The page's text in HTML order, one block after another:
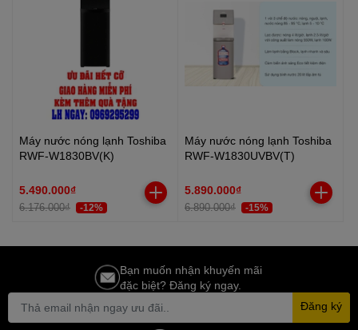
Máy nước nóng lạnh Toshiba
RWF-W1830BV(K)
5.490.000₫
6.176.000₫ -12%
Máy nước nóng lạnh Toshiba
RWF-W1830UVBV(T)
5.890.000₫
6.890.000₫ -15%
Bạn muốn nhận khuyến mãi
đặc biệt? Đăng ký ngay.
Đăng ký